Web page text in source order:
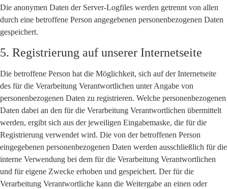
Die anonymen Daten der Server-Logfiles werden getrennt von allen
durch eine betroffene Person angegebenen personenbezogenen Daten
gespeichert.
5. Registrierung auf unserer Internetseite
Die betroffene Person hat die Möglichkeit, sich auf der Internetseite
des für die Verarbeitung Verantwortlichen unter Angabe von
personenbezogenen Daten zu registrieren. Welche personenbezogenen
Daten dabei an den für die Verarbeitung Verantwortlichen übermittelt
werden, ergibt sich aus der jeweiligen Eingabemaske, die für die
Registrierung verwendet wird. Die von der betroffenen Person
eingegebenen personenbezogenen Daten werden ausschließlich für die
interne Verwendung bei dem für die Verarbeitung Verantwortlichen
und für eigene Zwecke erhoben und gespeichert. Der für die
Verarbeitung Verantwortliche kann die Weitergabe an einen oder